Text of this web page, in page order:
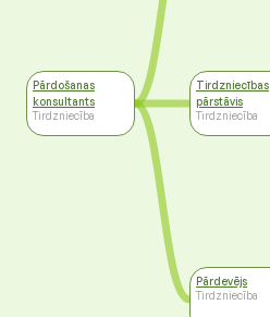
Pārdošanas
konsultants
Tirdzniecība
Tirdzniecības
pārstāvis
Tirdzniecība
Pārdevējs
Tirdzniecība